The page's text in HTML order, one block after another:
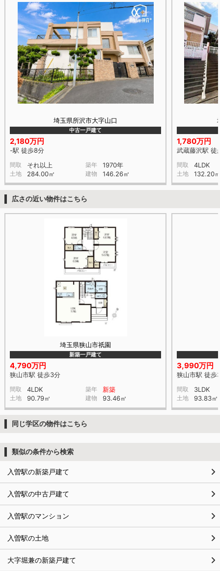
埼玉県所沢市大字山口
中古一戸建て
2,180万円
-駅 徒歩8分
間取 それ以上 築年 1970年
土地 284.00㎡ 建物 146.26㎡
1,780万円
武蔵藤沢駅 徒
間取 4LDK
土地 132.20
広さの近い物件はこちら
埼玉県狭山市祇園
新築一戸建て
4,790万円
狭山市駅 徒歩3分
間取 4LDK 築年 新築
土地 90.79㎡ 建物 93.46㎡
3,990万円
狭山市駅 徒歩
間取 3LDK
土地 93.83㎡
同じ学区の物件はこちら
類似の条件から検索
入曽駅の新築戸建て
入曽駅の中古戸建て
入曽駅のマンション
入曽駅の土地
大字堀兼の新築戸建て